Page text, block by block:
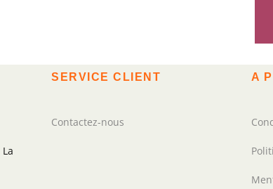
SERVICE CLIENT
Contactez-nous
A